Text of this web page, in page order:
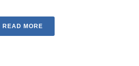
READ MORE